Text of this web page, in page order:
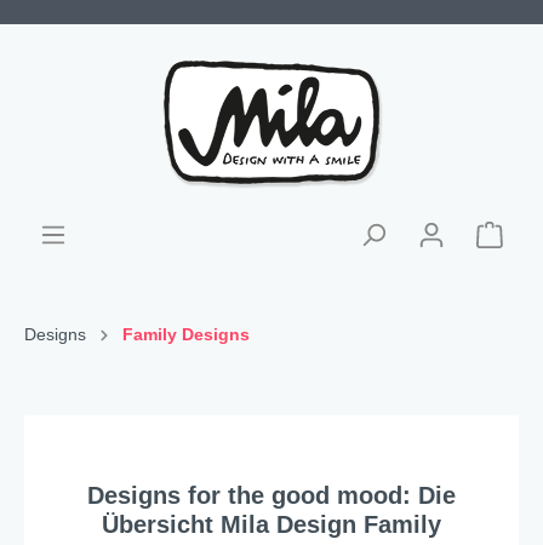
Designs Family Designs
Designs for the good mood: Die
Übersicht Mila Design Family